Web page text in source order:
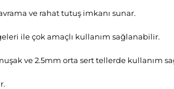
ve rahat tutuş imkanı sunar.
ile çok amaçlı kullanım sağlanabilir.
ve 2.5mm orta sert tellerde kullanım